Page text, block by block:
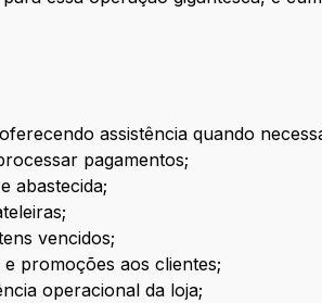
assistência quando
pagamentos;
abastecida;
vencidos;
promoções aos clientes;
operacional da loja;